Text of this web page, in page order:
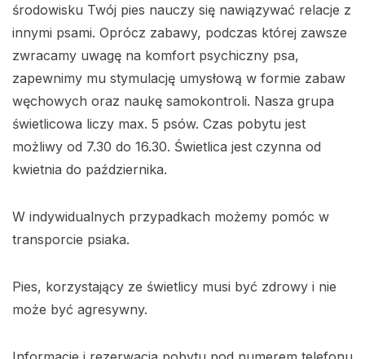
środowisku Twój pies nauczy się nawiązywać relacje z
innymi psami. Oprócz zabawy, podczas której zawsze
zwracamy uwagę na komfort psychiczny psa,
zapewnimy mu stymulację umysłową w formie zabaw
węchowych oraz naukę samokontroli. Nasza grupa
świetlicowa liczy max. 5 psów. Czas pobytu jest
możliwy od 7.30 do 16.30. Świetlica jest czynna od
kwietnia do października.
W indywidualnych przypadkach możemy pomóc w
transporcie psiaka.
Pies, korzystający ze świetlicy musi być zdrowy i nie
może być agresywny.